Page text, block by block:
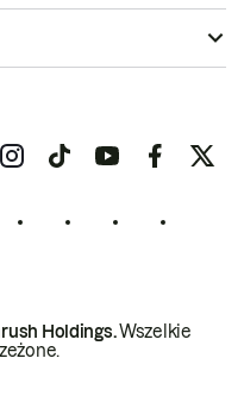
Holdings.Wszelkie